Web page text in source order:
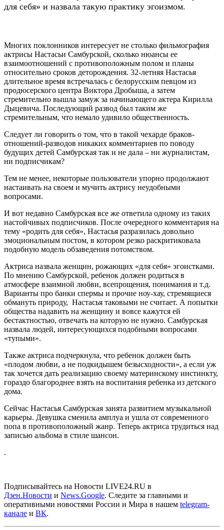
для себя» и назвала такую практику эгоизмом.
Многих поклонников интересует не столько фильмография
актрисы Настасьи Самбурской, сколько нюансы ее
взаимоотношений с противоположным полом и планы
относительно сроков деторождения. 32-летняя Настасья
длительное время встречалась с белорусским певцом из
продюсерского центра Виктора Дробыша, а затем
стремительно вышла замуж за начинающего актера Кирилла
Дыцевича. Последующий развод был таким же
стремительным, что немало удивило общественность.
Следует ли говорить о том, что в такой чехарде браков-
отношений-разводов никаких комментариев по поводу
будущих детей Самбурская так и не дала – ни журналистам,
ни подписчикам?
Тем не менее, некоторые пользователи упорно продолжают
настаивать на своем и мучить актрису неудобными
вопросами.
И вот недавно Самбурская все же ответила одному из таких
настойчивых подписчиков. После очередного комментария на
тему «родить для себя», Настасья разразилась довольно
эмоциональным постом, в котором резко раскритиковала
подобную модель обзаведения потомством.
Актриса назвала женщин, рожающих «для себя» эгоистками.
По мнению Самбурской, ребенок должен родиться в
атмосфере взаимной любви, всепрощения, понимания и т.д.
Варианты про банки спермы и прочие ноу-хау, стремящиеся
обмануть природу, Настасья таковыми не считает. А попытки
общества надавить на женщину и вовсе кажутся ей
бестактностью, отвечать на которую не нужно. Самбурская
назвала людей, интересующихся подобными вопросами
«тупыми».
Также актриса подчеркнула, что ребенок должен быть
«плодом любви, а не подкидышем безысходности», а если уж
так хочется дать реализацию своему материнскому инстинкту,
гораздо благороднее взять на воспитания ребенка из детского
дома.
Сейчас Настасья Самбурская занята развитием музыкальной
карьеры. Девушка сменила амплуа и ушла от современного
попа в противоположный жанр. Теперь актриса трудиться над
записью альбома в стиле шансон.
.
Подписывайтесь на Новости LIVE24.RU в
Дзен.Новости и News.Google. Следите за главными и
оперативными новостями России и Мира в нашем telegram-
канале и ВК.